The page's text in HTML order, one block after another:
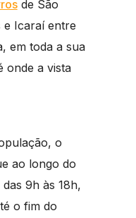
de São
e Icaraí entre
em toda a sua
onde a vista
o
ao longo do
9h às 18h,
o fim do